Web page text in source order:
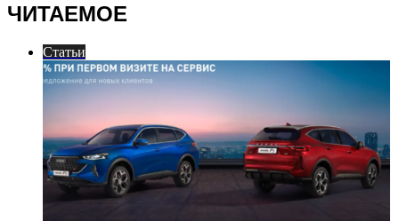
ЧИТАЕМОЕ
Статьи